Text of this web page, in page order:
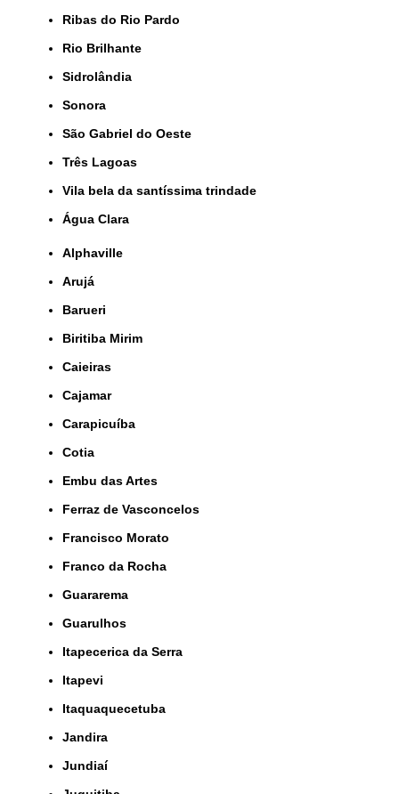
Ribas do Rio Pardo
Rio Brilhante
Sidrolândia
Sonora
São Gabriel do Oeste
Três Lagoas
Vila bela da santíssima trindade
Água Clara
Alphaville
Arujá
Barueri
Biritiba Mirim
Caieiras
Cajamar
Carapicuíba
Cotia
Embu das Artes
Ferraz de Vasconcelos
Francisco Morato
Franco da Rocha
Guararema
Guarulhos
Itapecerica da Serra
Itapevi
Itaquaquecetuba
Jandira
Jundiaí